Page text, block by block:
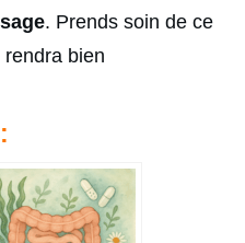
. Prends soin de ce
bien